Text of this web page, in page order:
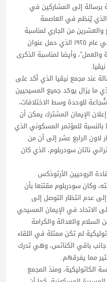
برسالة إلى المشاركين في
يُنظم في العاصمة
من الجاري لمناسبة
الذكرى المئوية الأولى للّقاء المسكوني عام ١٩٢٥ الذي حمل عنوان
وأيضا لمناسبة الذكرى
عند مجمع نيقيا الذي أكد على
ما يزال يوحّد جميع المسيحيين
للوحدة وسط الاختلافات،
الإيمان المشترك يمكن أن
للمؤتمر المسكوني الذي
الرابع عشر إلى أن من
ناثان سودربلوم، الذي كان
الروحيين الأرثوذكس
وكان سودربلوم مقتنعا بأن
عدم انتظار التوصل إلى
الاتحاد في الإيمان المسيحي
والعدالة والكرامة
لم تكن ممثلة في اللقاء
باقي الكنائس، وهي تدرك
مما يفرقهم.
الكاثوليكية، ومنذ المجمع